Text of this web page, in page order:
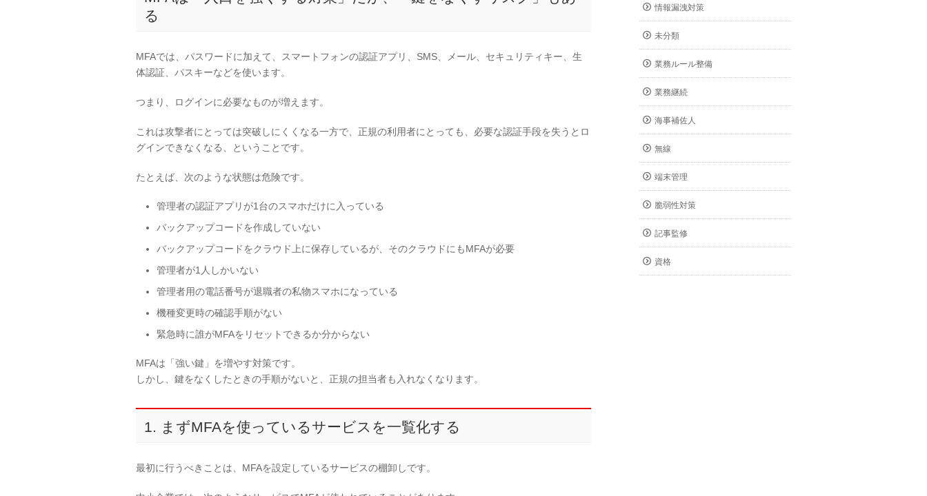
る
MFAでは、パスワードに加えて、スマートフォンの認証アプリ、SMS、メール、セキュリティキー、生
体認証、パスキーなどを使います。
つまり、ログインに必要なものが増えます。
これは攻撃者にとっては突破しにくくなる一方で、正規の利用者にとっても、必要な認証手段を失うとロ
グインできなくなる、ということです。
たとえば、次のような状態は危険です。
管理者の認証アプリが1台のスマホだけに入っている
バックアップコードを作成していない
バックアップコードをクラウド上に保存しているが、そのクラウドにもMFAが必要
管理者が1人しかいない
管理者用の電話番号が退職者の私物スマホになっている
機種変更時の確認手順がない
緊急時に誰がMFAをリセットできるか分からない
MFAは「強い鍵」を増やす対策です。
しかし、鍵をなくしたときの手順がないと、正規の担当者も入れなくなります。
1. まずMFAを使っているサービスを一覧化する
最初に行うべきことは、MFAを設定しているサービスの棚卸しです。
情報漏洩対策
未分類
業務ルール整備
業務継続
海事補佐人
無線
端末管理
脆弱性対策
記事監修
資格